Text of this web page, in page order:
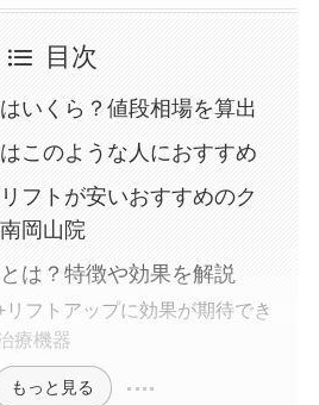
、いぼ除去、医療脱毛など
目次
いくら？値段相場を算出
このような人におすすめ
フトが安いおすすめのク
岡山院
は？特徴や効果を解説
リフトアップに効果が期待でき
療機器
もっと見る